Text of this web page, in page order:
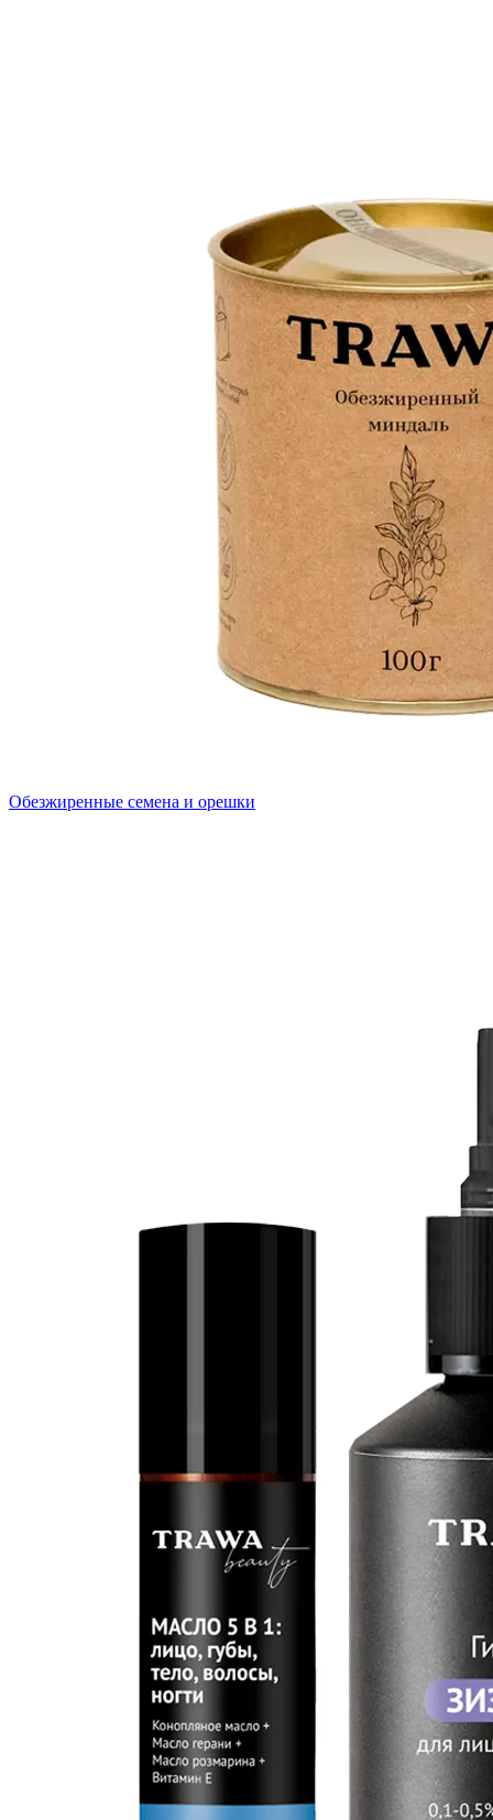
Обезжиренные семена и орешки